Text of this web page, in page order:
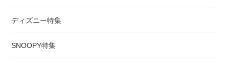
ディズニー特集
SNOOPY特集